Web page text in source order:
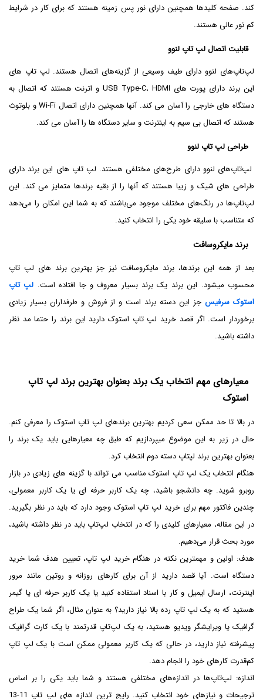
کند. صفحه کلیدها همچنین دارای نور پس زمینه هستند که برای کار در شرایط
کم نور عالی هستند.
قابلیت اتصال لپ تاپ لنوو
لپ‌تاپ‌های لنوو دارای طیف وسیعی از گزینه‌های اتصال هستند. لپ تاپ های
این برند دارای پورت های USB Type-C، HDMI و اترنت هستند که اتصال به
دستگاه های خارجی را آسان می کند. آنها همچنین دارای اتصال Wi-Fi و بلوتوث
هستند که اتصال بی سیم به اینترنت و سایر دستگاه ها را آسان می کند.
طراحی لپ تاپ لنوو
لپ‌تاپ‌های لنوو دارای طرح‌های مختلفی هستند. لپ تاپ های این برند دارای
طراحی های شیک و زیبا هستند که آنها را از بقیه برندها متمایز می کند. این
لپ‌تاپ‌ها در رنگ‌های مختلف موجود می‌باشند که به شما این امکان را می‌دهد
که متناسب با سلیقه خود یکی را انتخاب کنید.
برند مایکروسافت
بعد از همه این برندها، برند مایکروسافت نیز جز بهترین برند های لپ تاپ
محسوب میشود. این برند یک برند بسیار معروف و جا افتاده است. لپ تاپ
استوک سرفیس جز این دسته برند است و از فروش و طرفداران بسیار زیادی
برخوردار است. اگر قصد خرید لپ تاپ استوک دارید این برند را حتما مد نظر
داشته باشید.
معیارهای مهم انتخاب یک برند بعنوان بهترین برند لپ تاپ
استوک
در بالا تا حد ممکن سعی کردیم بهترین برندهای لپ تاپ استوک را معرفی کنم.
حال در زیر به این موضوع میپردازیم که طبق چه معیارهایی باید یک برند را
بعنوان بهترین برند لپتاپ دسته دوم انتخاب کرد.
هنگام انتخاب یک لپ تاپ استوک مناسب می تواند با گزینه های زیادی در بازار
روبرو شوید. چه دانشجو باشید، چه یک کاربر حرفه ای یا یک کاربر معمولی،
چندین فاکتور مهم برای خرید لپ تاپ استوک وجود دارد که باید در نظر بگیرید.
در این مقاله، معیارهای کلیدی را که در انتخاب لپ‌تاپ باید در نظر داشته باشید،
مورد بحث قرار می‌دهیم.
هدف: اولین و مهمترین نکته در هنگام خرید لپ تاپ، تعیین هدف شما خرید
دستگاه است. آیا قصد دارید از آن برای کارهای روزانه و روتین مانند مرور
اینترنت، ارسال ایمیل و کار با اسناد استفاده کنید یا یک کاربر حرفه ای یا گیمر
هستید که به یک لپ تاپ رده بالا نیاز دارید؟ به عنوان مثال، اگر شما یک طراح
گرافیک یا ویرایشگر ویدیو هستید، به یک لپ‌تاپ قدرتمند با یک کارت گرافیک
پیشرفته نیاز دارید، در حالی که یک کاربر معمولی ممکن است با یک لپ تاپ
کم‌قدرت کارهای خود را انجام دهد.
اندازه: لپ‌تاپ‌ها در اندازه‌های مختلفی هستند و شما باید یکی را بر اساس
ترجیحات و نیازهای خود انتخاب کنید. رایج ترین اندازه های لپ تاپ 11-13